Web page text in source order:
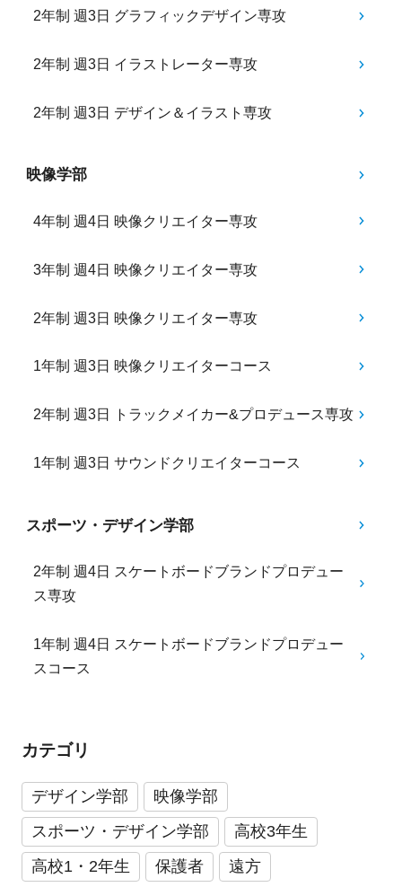
2年制 週3日 グラフィックデザイン専攻
2年制 週3日 イラストレーター専攻
2年制 週3日 デザイン＆イラスト専攻
映像学部
4年制 週4日 映像クリエイター専攻
3年制 週4日 映像クリエイター専攻
2年制 週3日 映像クリエイター専攻
1年制 週3日 映像クリエイターコース
2年制 週3日 トラックメイカー&プロデュース専攻
1年制 週3日 サウンドクリエイターコース
スポーツ・デザイン学部
2年制 週4日 スケートボードブランドプロデュー
ス専攻
1年制 週4日 スケートボードブランドプロデュー
スコース
カテゴリ
デザイン学部
映像学部
スポーツ・デザイン学部
高校3年生
高校1・2年生
保護者 遠方